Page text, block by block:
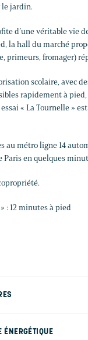
jardin.
d’une véritable vie
la hall du marché
primeurs, fromager)
scolaire, avec
rapidement à
« La Tournelle »
au métro ligne 14
en quelques
: 12 minutes à pied
ÉNERGÉTIQUE